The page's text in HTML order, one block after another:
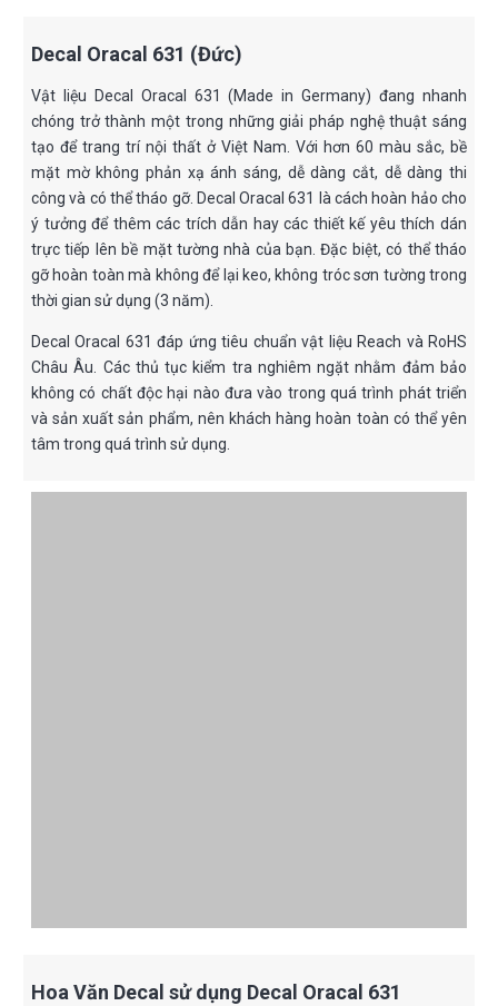
Decal Oracal 631 (Đức)
Vật liệu Decal Oracal 631 (Made in Germany) đang nhanh
chóng trở thành một trong những giải pháp nghệ thuật sáng
tạo để trang trí nội thất ở Việt Nam. Với hơn 60 màu sắc, bề
mặt mờ không phản xạ ánh sáng, dễ dàng cắt, dễ dàng thi
công và có thể tháo gỡ. Decal Oracal 631 là cách hoàn hảo cho
ý tưởng để thêm các trích dẫn hay các thiết kế yêu thích dán
trực tiếp lên bề mặt tường nhà của bạn. Đặc biệt, có thể tháo
gỡ hoàn toàn mà không để lại keo, không tróc sơn tường trong
thời gian sử dụng (3 năm).
Decal Oracal 631 đáp ứng tiêu chuẩn vật liệu Reach và RoHS
Châu Âu. Các thủ tục kiểm tra nghiêm ngặt nhằm đảm bảo
không có chất độc hại nào đưa vào trong quá trình phát triển
và sản xuất sản phẩm, nên khách hàng hoàn toàn có thể yên
tâm trong quá trình sử dụng.
Hoa Văn Decal sử dụng Decal Oracal 631